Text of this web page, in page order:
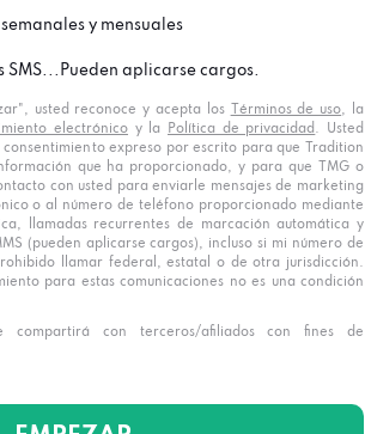
y mensuales
SMS...Pueden aplicarse cargos.
usted reconoce y acepta los Términos de uso, la
electrónico y la Política de privacidad . Usted
expreso por escrito para que Tradition
que ha proporcionado, y para que TMG o
con usted para enviarle mensajes de marketing
o al número de teléfono proporcionado mediante
llamadas recurrentes de marcación automática y
(pueden aplicarse cargos), incluso si mi número de
llamar federal, estatal o de otra jurisdicción.
para estas comunicaciones no es una condición
compartirá con terceros/afiliados con fines de